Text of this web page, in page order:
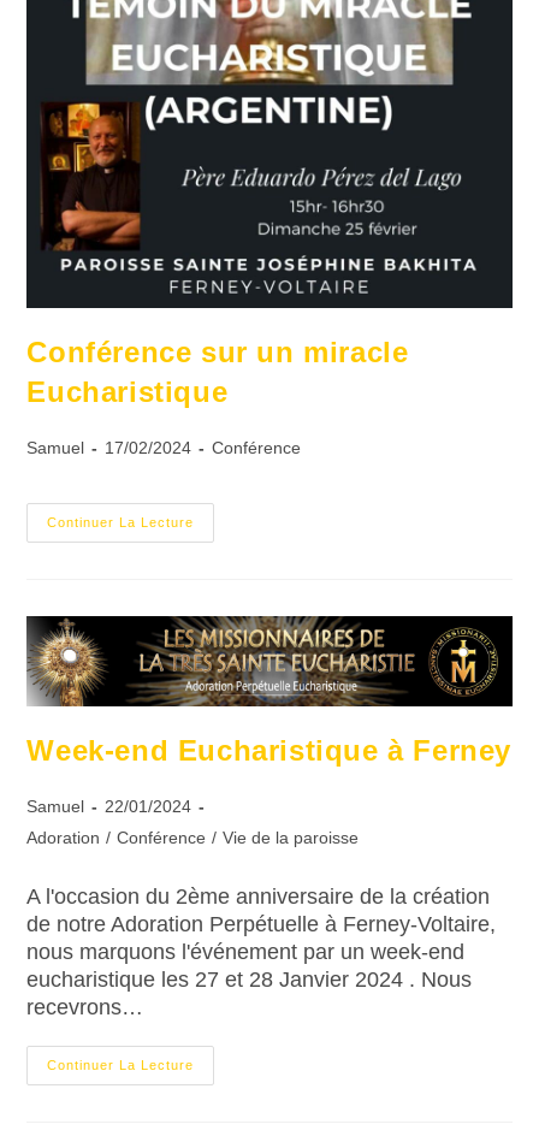
Conférence sur un miracle
Eucharistique
Samuel 17/02/2024 Conférence
Continuer La Lecture
Week-end Eucharistique à Ferney
Samuel
22/01/2024
Adoration / Conférence / Vie de la paroisse
A l'occasion du 2ème anniversaire de la création
de notre Adoration Perpétuelle à Ferney-Voltaire,
nous marquons l'événement par un week-end
eucharistique les 27 et 28 Janvier 2024 . Nous
recevrons…
Continuer La Lecture